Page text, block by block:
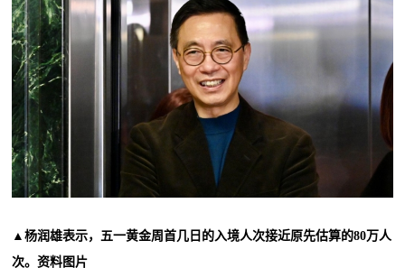
▲杨润雄表示，五一黄金周首几日的入境人次接近原先估算的80万人
次。资料图片